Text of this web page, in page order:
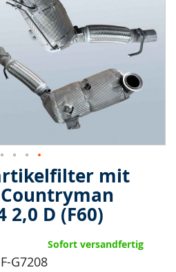
mit
2,0 D (F60)
G7208
Sofort versandfertig